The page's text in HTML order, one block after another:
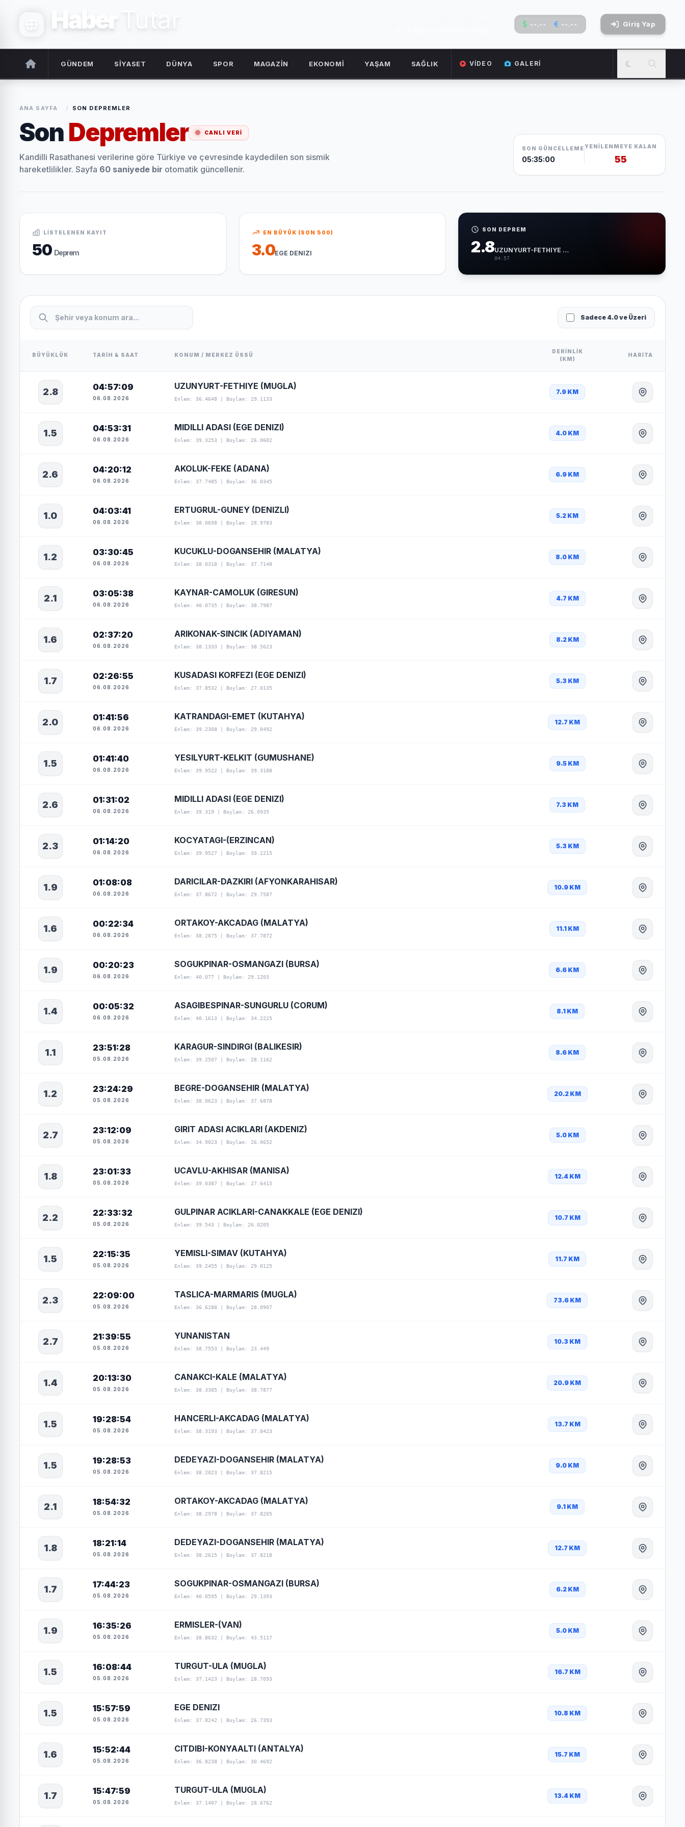
Haber Tutar --.-- --.-- Giriş Yap
GÜNDEM SİYASET DÜNYA SPOR MAGAZİN EKONOMİ YAŞAM SAĞLIK VIDEO GALERI
ANA SAYFA / SON DEPREMLER
SonDepremler CANLI VERI
Kandilli Rasathanesi verilerine göre Türkiye ve çevresinde kaydedilen son sismik
hareketlilikler. Sayfa 60 saniyede bir otomatik güncellenir.
SON GÜNCELLEME
05:35:00
YENILENMEYE KALAN
54
LISTELENEN KAYIT
50 Deprem
EN BÜYÜK (SON 500)
3.0EGE DENIZI
SON DEPREM
2.8 UZUNYURT-FETHIYE (MUGLA)
04:57
Sadece 4.0 ve Üzeri
BÜYÜKLÜK TARIH & SAAT KONUM / MERKEZ ÜSSÜ
DERINLIK
(KM)
HARITA
2.8 04:57:09
06.08.2026
UZUNYURT-FETHIYE (MUGLA)
Enlem: 36.4648 | Boylam: 29.1133
7.9 KM
1.5 04:53:31
06.08.2026
MIDILLI ADASI (EGE DENIZI)
Enlem: 39.3253 | Boylam: 26.0602
4.0 KM
2.6 04:20:12
06.08.2026
AKOLUK-FEKE (ADANA)
Enlem: 37.7485 | Boylam: 36.0345
6.9 KM
1.0 04:03:41
06.08.2026
ERTUGRUL-GUNEY (DENIZLI)
Enlem: 38.0698 | Boylam: 28.9783
5.2 KM
1.2 03:30:45
06.08.2026
KUCUKLU-DOGANSEHIR (MALATYA)
Enlem: 38.0318 | Boylam: 37.7148
8.0 KM
2.1 03:05:38
06.08.2026
KAYNAR-CAMOLUK (GIRESUN)
Enlem: 40.0735 | Boylam: 38.7987
4.7 KM
1.6 02:37:20
06.08.2026
ARIKONAK-SINCIK (ADIYAMAN)
Enlem: 38.1333 | Boylam: 38.5623
8.2 KM
1.7 02:26:55
06.08.2026
KUSADASI KORFEZI (EGE DENIZI)
Enlem: 37.8532 | Boylam: 27.0135
5.3 KM
2.0 01:41:56
06.08.2026
KATRANDAGI-EMET (KUTAHYA)
Enlem: 39.2308 | Boylam: 29.0492
12.7 KM
1.5 01:41:40
06.08.2026
YESILYURT-KELKIT (GUMUSHANE)
Enlem: 39.9522 | Boylam: 39.3188
9.5 KM
2.6 01:31:02
06.08.2026
MIDILLI ADASI (EGE DENIZI)
Enlem: 39.319 | Boylam: 26.0935
7.3 KM
2.3 01:14:20
06.08.2026
KOCYATAGI-(ERZINCAN)
Enlem: 39.9527 | Boylam: 39.2215
5.3 KM
1.9 01:08:08
06.08.2026
DARICILAR-DAZKIRI (AFYONKARAHISAR)
Enlem: 37.8672 | Boylam: 29.7587
10.9 KM
1.6 00:22:34
06.08.2026
ORTAKOY-AKCADAG (MALATYA)
Enlem: 38.2875 | Boylam: 37.7872
11.1 KM
1.9 00:20:23
06.08.2026
SOGUKPINAR-OSMANGAZI (BURSA)
Enlem: 40.077 | Boylam: 29.1203
6.6 KM
1.4 00:05:32
06.08.2026
ASAGIBESPINAR-SUNGURLU (CORUM)
Enlem: 40.1613 | Boylam: 34.2225
8.1 KM
1.1 23:51:28
05.08.2026
KARAGUR-SINDIRGI (BALIKESIR)
Enlem: 39.2507 | Boylam: 28.1162
8.6 KM
1.2 23:24:29
05.08.2026
BEGRE-DOGANSEHIR (MALATYA)
Enlem: 38.0623 | Boylam: 37.6878
20.2 KM
2.7 23:12:09
05.08.2026
GIRIT ADASI ACIKLARI (AKDENIZ)
Enlem: 34.9023 | Boylam: 26.0652
5.0 KM
1.8 23:01:33
05.08.2026
UCAVLU-AKHISAR (MANISA)
Enlem: 39.0387 | Boylam: 27.6415
12.4 KM
2.2 22:33:32
05.08.2026
GULPINAR ACIKLARI-CANAKKALE (EGE DENIZI)
Enlem: 39.543 | Boylam: 26.0205
10.7 KM
1.5 22:15:35
05.08.2026
YEMISLI-SIMAV (KUTAHYA)
Enlem: 39.2455 | Boylam: 29.0125
11.7 KM
2.3 22:09:00
05.08.2026
TASLICA-MARMARIS (MUGLA)
Enlem: 36.6288 | Boylam: 28.0907
73.6 KM
2.7 21:39:55
05.08.2026
YUNANISTAN
Enlem: 38.7553 | Boylam: 23.449
10.3 KM
1.4 20:13:30
05.08.2026
CANAKCI-KALE (MALATYA)
Enlem: 38.3385 | Boylam: 38.7877
20.9 KM
1.5 19:28:54
05.08.2026
HANCERLI-AKCADAG (MALATYA)
Enlem: 38.3193 | Boylam: 37.8423
13.7 KM
1.5 19:28:53
05.08.2026
DEDEYAZI-DOGANSEHIR (MALATYA)
Enlem: 38.2023 | Boylam: 37.8215
9.0 KM
2.1 18:54:32
05.08.2026
ORTAKOY-AKCADAG (MALATYA)
Enlem: 38.2978 | Boylam: 37.8205
9.1 KM
1.8 18:21:14
05.08.2026
DEDEYAZI-DOGANSEHIR (MALATYA)
Enlem: 38.2615 | Boylam: 37.8218
12.7 KM
1.7 17:44:23
05.08.2026
SOGUKPINAR-OSMANGAZI (BURSA)
Enlem: 40.0595 | Boylam: 29.1393
6.2 KM
1.9 16:35:26
05.08.2026
ERMISLER-(VAN)
Enlem: 38.8632 | Boylam: 43.5117
5.0 KM
1.5 16:08:44
05.08.2026
TURGUT-ULA (MUGLA)
Enlem: 37.1423 | Boylam: 28.7093
16.7 KM
1.5 15:57:59
05.08.2026
EGE DENIZI
Enlem: 37.8242 | Boylam: 26.7393
10.8 KM
1.6 15:52:44
05.08.2026
CITDIBI-KONYAALTI (ANTALYA)
Enlem: 36.8238 | Boylam: 30.4692
15.7 KM
1.7 15:47:59
05.08.2026
TURGUT-ULA (MUGLA)
Enlem: 37.1407 | Boylam: 28.6762
13.4 KM